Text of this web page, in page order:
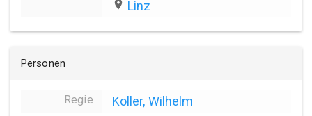
place Linz
Personen
Regie Koller, Wilhelm